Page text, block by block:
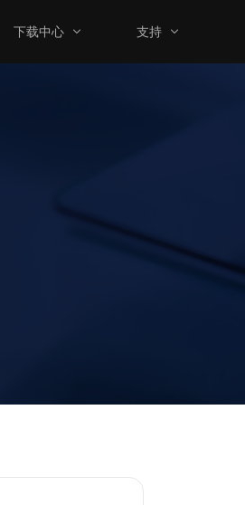
下载中心 支持